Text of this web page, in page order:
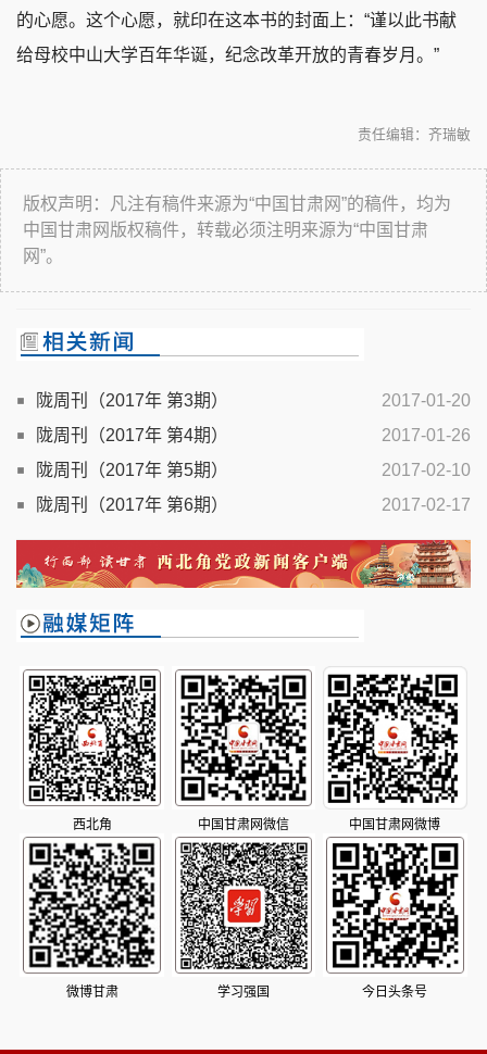
的心愿。这个心愿，就印在这本书的封面上：“谨以此书献
给母校中山大学百年华诞，纪念改革开放的青春岁月。”
责任编辑：齐瑞敏
版权声明：凡注有稿件来源为“中国甘肃网”的稿件，均为
中国甘肃网版权稿件，转载必须注明来源为“中国甘肃
网”。
2017-01-20
陇周刊（2017年 第3期）
2017-01-26
陇周刊（2017年 第4期）
2017-02-10
陇周刊（2017年 第5期）
2017-02-17
陇周刊（2017年 第6期）
西北角 中国甘肃网微信 中国甘肃网微博
微博甘肃 学习强国 今日头条号